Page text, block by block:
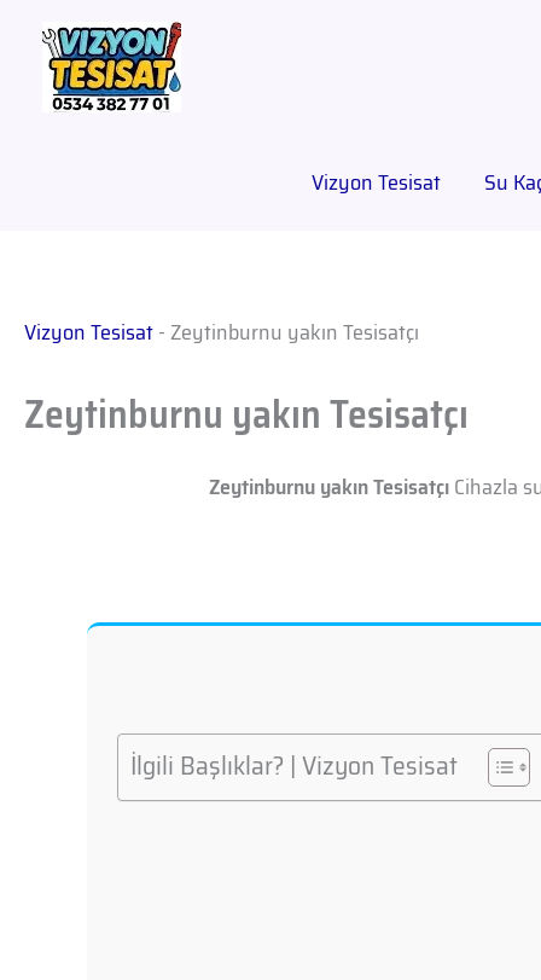
Vizyon Tesisat Su
Vizyon Tesisat-Zeytinburnu yakın Tesisatçı
Zeytinburnu yakın Tesisatçı
Zeytinburnu yakın TesisatçıCihazla
İlgili Başlıklar? | Vizyon Tesisat